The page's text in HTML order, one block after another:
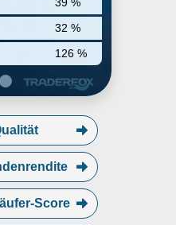
39 %
32 %
126 %
Das
hat Brocade, CA
und die
um
sein Angebot an
zu erweitern.
Score